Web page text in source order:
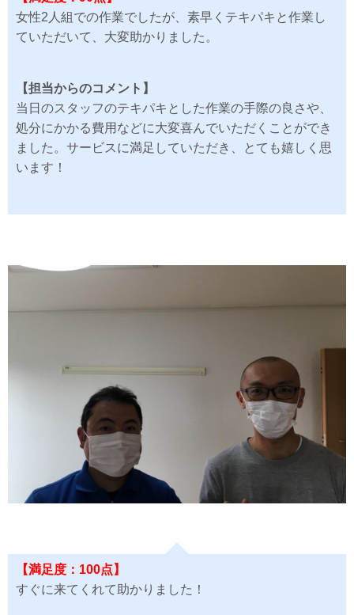
女性2人組での作業でしたが、素早くテキパキと作業し
ていただいて、大変助かりました。
【担当からのコメント】
当日のスタッフのテキパキとした作業の手際の良さや、
処分にかかる費用などに大変喜んでいただくことができ
ました。サービスに満足していただき、とても嬉しく思
います！
【満足度：100点】
すぐに来てくれて助かりました！